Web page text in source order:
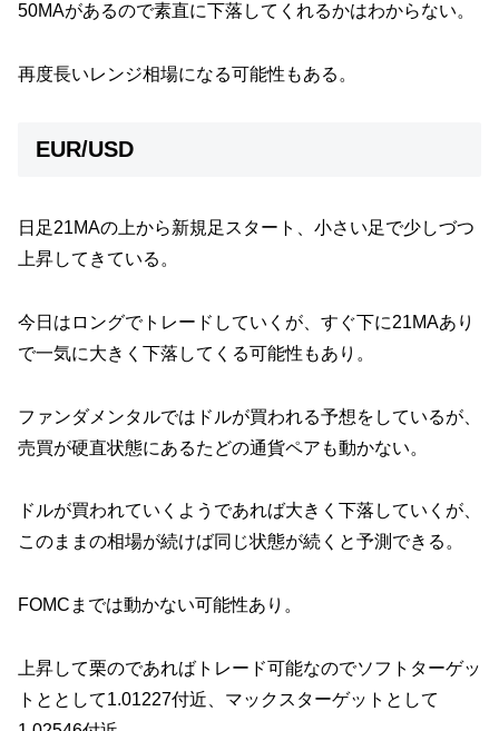
50MAがあるので素直に下落してくれるかはわからない。
再度長いレンジ相場になる可能性もある。
EUR/USD
日足21MAの上から新規足スタート、小さい足で少しづつ
上昇してきている。
今日はロングでトレードしていくが、すぐ下に21MAあり
で一気に大きく下落してくる可能性もあり。
ファンダメンタルではドルが買われる予想をしているが、
売買が硬直状態にあるたどの通貨ペアも動かない。
ドルが買われていくようであれば大きく下落していくが、
このままの相場が続けば同じ状態が続くと予測できる。
FOMCまでは動かない可能性あり。
上昇して栗のであればトレード可能なのでソフトターゲッ
トととして1.01227付近、マックスターゲットとして